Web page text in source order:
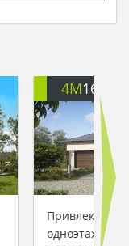
4M166
одноэтажного